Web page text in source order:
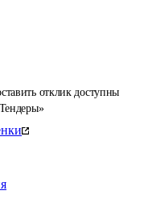
отклик доступны